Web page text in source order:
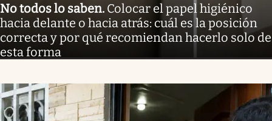
No todos lo saben. Colocar el papel higiénico
hacia delante o hacia atrás: cuál es la posición
correcta y por qué recomiendan hacerlo solo de
esta forma